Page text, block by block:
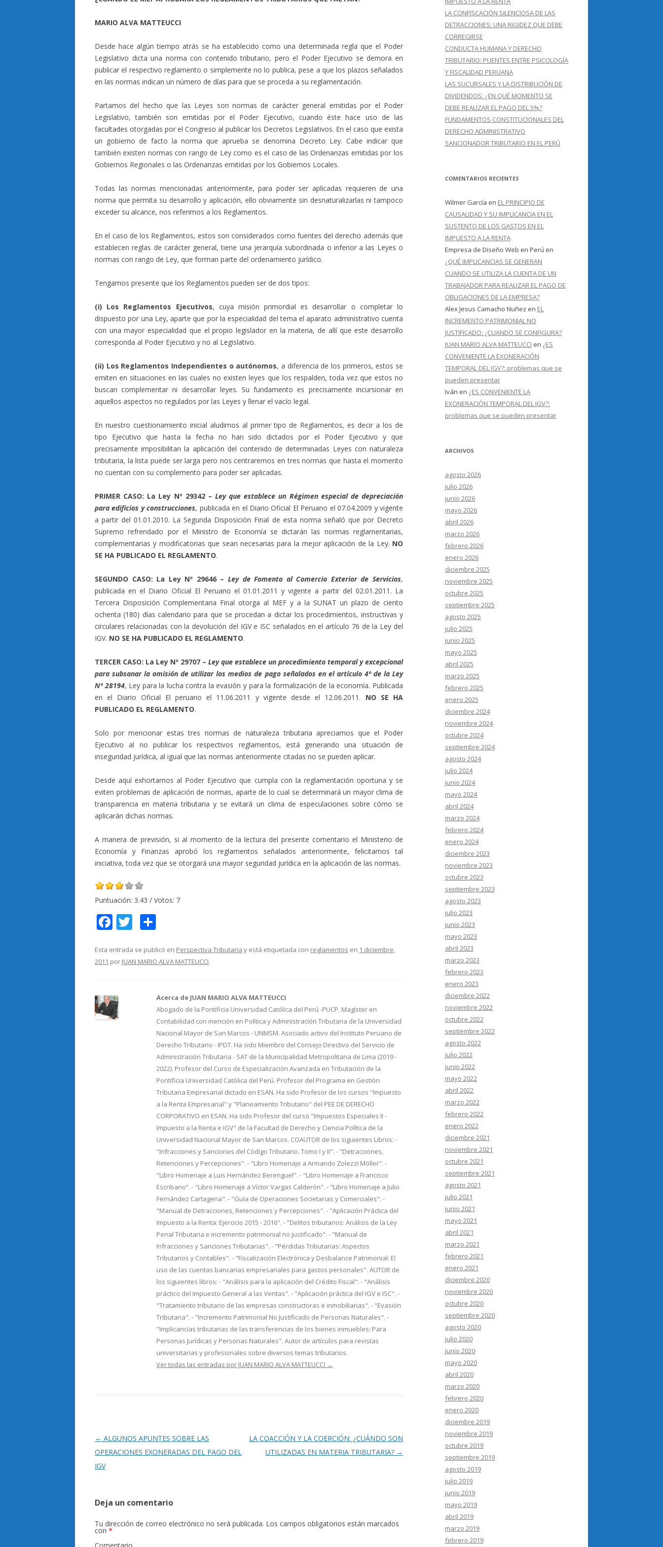
MARIO ALVA MATTEUCCI
Desde hace algún tiempo atrás se ha establecido como una determinada regla que el Poder
Legislativo dicta una norma con contenido tributario, pero el Poder Ejecutivo se demora en
publicar el respectivo reglamento o simplemente no lo publica, pese a que los plazos señalados
en las normas indican un número de días para que se proceda a su reglamentación.
Partamos del hecho que las Leyes son normas de carácter general emitidas por el Poder
Legislativo, también son emitidas por el Poder Ejecutivo, cuando éste hace uso de las
facultades otorgadas por el Congreso al publicar los Decretos Legislativos. En el caso que exista
un gobierno de facto la norma que aprueba se denomina Decreto Ley. Cabe indicar que
también existen normas con rango de Ley como es el caso de las Ordenanzas emitidas por los
Gobiernos Regionales o las Ordenanzas emitidas por los Gobiernos Locales.
Todas las normas mencionadas anteriormente, para poder ser aplicadas requieren de una
norma que permita su desarrollo y aplicación, ello obviamente sin desnaturalizarlas ni tampoco
exceder su alcance, nos referimos a los Reglamentos.
En el caso de los Reglamentos, estos son considerados como fuentes del derecho además que
establecen reglas de carácter general, tiene una jerarquía subordinada o inferior a las Leyes o
normas con rango de Ley, que forman parte del ordenamiento jurídico.
Tengamos presente que los Reglamentos pueden ser de dos tipos:
(i) Los Reglamentos Ejecutivos, cuya misión primordial es desarrollar o completar lo
dispuesto por una Ley, aparte que por la especialidad del tema el aparato administrativo cuenta
con una mayor especialidad que el propio legislador en la materia, de allí que este desarrollo
corresponda al Poder Ejecutivo y no al Legislativo.
(ii) Los Reglamentos Independientes o autónomos, a diferencia de los primeros, estos se
emiten en situaciones en las cuales no existen leyes que los respalden, toda vez que estos no
buscan complementar ni desarrollar leyes. Su fundamento es precisamente incursionar en
aquellos aspectos no regulados por las Leyes y llenar el vacío legal.
En nuestro cuestionamiento inicial aludimos al primer tipo de Reglamentos, es decir a los de
tipo Ejecutivo que hasta la fecha no han sido dictados por el Poder Ejecutivo y que
precisamente imposibilitan la aplicación del contenido de determinadas Leyes con naturaleza
tributaria, la lista puede ser larga pero nos centraremos en tres normas que hasta el momento
no cuentan con su complemento para poder ser aplicadas.
PRIMER CASO: La Ley Nº 29342 – Ley que establece un Régimen especial de depreciación
para edificios y construcciones, publicada en el Diario Oficial El Peruano el 07.04.2009 y vigente
a partir del 01.01.2010. La Segunda Disposición Final de esta norma señaló que por Decreto
Supremo refrendado por el Ministro de Economía se dictarán las normas reglamentarias,
complementarias y modificatorias que sean necesarias para la mejor aplicación de la Ley. NO
SE HA PUBLICADO EL REGLAMENTO.
SEGUNDO CASO: La Ley Nº 29646 – Ley de Fomento al Comercio Exterior de Servicios,
publicada en el Diario Oficial El Peruano el 01.01.2011 y vigente a partir del 02.01.2011. La
Tercera Disposición Complementaria Final otorga al MEF y a la SUNAT un plazo de ciento
ochenta (180) días calendario para que se procedan a dictar los procedimientos, instructivas y
circulares relacionadas con la devolución del IGV e ISC señalados en el artículo 76 de la Ley del
IGV. NO SE HA PUBLICADO EL REGLAMENTO.
TERCER CASO: La Ley Nº 29707 – Ley que establece un procedimiento temporal y excepcional
para subsanar la omisión de utilizar los medios de pago señalados en el artículo 4º de la Ley
Nº 28194, Ley para la lucha contra la evasión y para la formalización de la economía. Publicada
en el Diario Oficial El peruano el 11.06.2011 y vigente desde el 12.06.2011. NO SE HA
PUBLICADO EL REGLAMENTO.
Solo por mencionar estas tres normas de naturaleza tributaria apreciamos que el Poder
Ejecutivo al no publicar los respectivos reglamentos, está generando una situación de
inseguridad jurídica, al igual que las normas anteriormente citadas no se pueden aplicar.
Desde aquí exhortamos al Poder Ejecutivo que cumpla con la reglamentación oportuna y se
eviten problemas de aplicación de normas, aparte de lo cual se determinará un mayor clima de
transparencia en materia tributaria y se evitará un clima de especulaciones sobre cómo se
aplicarán dichas normas.
A manera de previsión, si al momento de la lectura del presente comentario el Ministerio de
Economía y Finanzas aprobó los reglamentos señalados anteriormente, felicitamos tal
iniciativa, toda vez que se otorgará una mayor seguridad jurídica en la aplicación de las normas.
Puntuación: 3.43 / Votos: 7
F
e
b
o
k
T
itt
er
m
p
ti
r
Esta entrada se publicó en Perspectiva Tributaria y está etiquetada con reglamentos en 1 diciembre,
2011 por JUAN MARIO ALVA MATTEUCCI.
Acerca de JUAN MARIO ALVA MATTEUCCI
Abogado de la Pontificia Universidad Católica del Perú -PUCP. Magíster en
Contabilidad con mención en Política y Administración Tributaria de la Universidad
Nacional Mayor de San Marcos - UNMSM. Asociado activo del Instituto Peruano de
Derecho Tributario - IPDT. Ha sido Miembro del Consejo Directivo del Servicio de
Administración Tributaria - SAT de la Municipalidad Metropolitana de Lima (2019 -
2022). Profesor del Curso de Especialización Avanzada en Tributación de la
Pontificia Universidad Católica del Perú. Profesor del Programa en Gestión
Tributaria Empresarial dictado en ESAN. Ha sido Profesor de los cursos "Impuesto
a la Renta Empresarial" y "Planeamiento Tributario" del PEE DE DERECHO
CORPORATIVO en ESAN. Ha sido Profesor del curso "Impuestos Especiales II -
Impuesto a la Renta e IGV" de la Facultad de Derecho y Ciencia Política de la
Universidad Nacional Mayor de San Marcos. COAUTOR de los siguientes Libros: -
"Infracciones y Sanciones del Código Tributario. Tomo I y II". - "Detracciones,
Retenciones y Percepciones". - "Libro Homenaje a Armando Zolezzi Möller". -
"Libro Homenaje a Luis Hernández Berenguel". - "Libro Homenaje a Francisco
Escribano”. - "Libro Homenaje a Víctor Vargas Calderón". - "Libro Homenaje a Julio
Fernández Cartagena". - "Guía de Operaciones Societarias y Comerciales". -
"Manual de Detracciones, Retenciones y Percepciones". - "Aplicación Práctica del
Impuesto a la Renta: Ejercicio 2015 - 2016". - "Delitos tributarios: Análisis de la Ley
Penal Tributaria e incremento patrimonial no justificado". - "Manual de
Infracciones y Sanciones Tributarias". - "Pérdidas Tributarias: Aspectos
Tributarios y Contables". - "Fiscalización Electrónica y Desbalance Patrimonial: El
uso de las cuentas bancarias empresariales para gastos personales". AUTOR de
los siguientes libros: - "Análisis para la aplicación del Crédito Fiscal". - "Análisis
práctico del Impuesto General a las Ventas". - "Aplicación práctica del IGV e ISC". -
"Tratamiento tributario de las empresas constructoras e inmobiliarias". - "Evasión
Tributaria". - "Incremento Patrimonial No Justificado de Personas Naturales". -
"Implicancias tributarias de las transferencias de los bienes inmuebles: Para
Personas Jurídicas y Personas Naturales". Autor de artículos para revistas
universitarias y profesionales sobre diversos temas tributarios.
Ver todas las entradas por JUAN MARIO ALVA MATTEUCCI →
Navegación
de
entradas
← ALGUNOS APUNTES SOBRE LAS
OPERACIONES EXONERADAS DEL PAGO DEL
IGV
LA COACCIÓN Y LA COERCIÓN: ¿CUÁNDO SON
UTILIZADAS EN MATERIA TRIBUTARIA? →
Deja un comentario
Tu dirección de correo electrónico no será publicada. Los campos obligatorios están marcados
con *
LA CONFISCACIÓN SILENCIOSA DE LAS
DETRACCIONES: UNA RIGIDEZ QUE DEBE
CORREGIRSE
CONDUCTA HUMANA Y DERECHO
TRIBUTARIO: PUENTES ENTRE PSICOLOGÍA
Y FISCALIDAD PERUANA
LAS SUCURSALES Y LA DISTRIBUCIÓN DE
DIVIDENDOS: ¿EN QUÉ MOMENTO SE
DEBE REALIZAR EL PAGO DEL 5%?
FUNDAMENTOS CONSTITUCIONALES DEL
DERECHO ADMINISTRATIVO
SANCIONADOR TRIBUTARIO EN EL PERÚ
COMENTARIOS RECIENTES
Wilmer García en EL PRINCIPIO DE
CAUSALIDAD Y SU IMPLICANCIA EN EL
SUSTENTO DE LOS GASTOS EN EL
IMPUESTO A LA RENTA
Empresa de Diseño Web en Perú en
¿QUÉ IMPLICANCIAS SE GENERAN
CUANDO SE UTILIZA LA CUENTA DE UN
TRABAJADOR PARA REALIZAR EL PAGO DE
OBLIGACIONES DE LA EMPRESA?
Alex Jesus Camacho Nuñez en EL
INCREMENTO PATRIMONIAL NO
JUSTIFICADO: ¿CUANDO SE CONFIGURA?
JUAN MARIO ALVA MATTEUCCI en ¿ES
CONVENIENTE LA EXONERACIÓN
TEMPORAL DEL IGV?: problemas que se
pueden presentar
Iván en ¿ES CONVENIENTE LA
EXONERACIÓN TEMPORAL DEL IGV?:
problemas que se pueden presentar
ARCHIVOS
agosto 2026
julio 2026
junio 2026
mayo 2026
abril 2026
marzo 2026
febrero 2026
enero 2026
diciembre 2025
noviembre 2025
octubre 2025
septiembre 2025
agosto 2025
julio 2025
junio 2025
mayo 2025
abril 2025
marzo 2025
febrero 2025
enero 2025
diciembre 2024
noviembre 2024
octubre 2024
septiembre 2024
agosto 2024
julio 2024
junio 2024
mayo 2024
abril 2024
marzo 2024
febrero 2024
enero 2024
diciembre 2023
noviembre 2023
octubre 2023
septiembre 2023
agosto 2023
julio 2023
junio 2023
mayo 2023
abril 2023
marzo 2023
febrero 2023
enero 2023
diciembre 2022
noviembre 2022
octubre 2022
septiembre 2022
agosto 2022
julio 2022
junio 2022
mayo 2022
abril 2022
marzo 2022
febrero 2022
enero 2022
diciembre 2021
noviembre 2021
octubre 2021
septiembre 2021
agosto 2021
julio 2021
junio 2021
mayo 2021
abril 2021
marzo 2021
febrero 2021
enero 2021
diciembre 2020
noviembre 2020
octubre 2020
septiembre 2020
agosto 2020
julio 2020
junio 2020
mayo 2020
abril 2020
marzo 2020
febrero 2020
enero 2020
diciembre 2019
noviembre 2019
octubre 2019
septiembre 2019
agosto 2019
julio 2019
junio 2019
mayo 2019
abril 2019
marzo 2019
febrero 2019